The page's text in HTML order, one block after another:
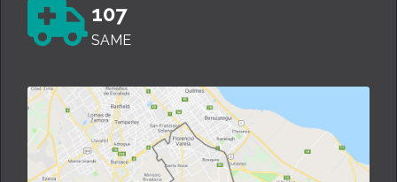
107
SAME